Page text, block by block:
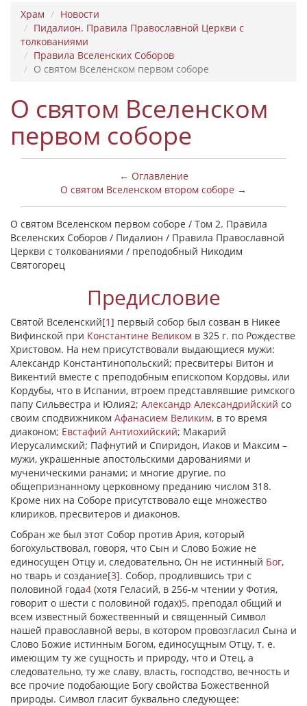
Храм
Новости
Пидалион. Правила Православной Церкви с
толкованиями
Правила Вселенских Соборов
О святом Вселенском первом соборе
О святом Вселенском
первом соборе
← Оглавление
О святом Вселенском втором соборе →
О святом Вселенском первом соборе / Том 2. Правила
Вселенских Соборов / Пидалион / Правила Православной
Церкви с толкованиями / преподобный Никодим
Святогорец
Предисловие
Святой Вселенский[1] первый собор был созван в Никее
Вифинской при Константине Великом в 325 г. по Рождестве
Христовом. На нем присутствовали выдающиеся мужи:
Александр Константинопольский; пресвитеры Витон и
Викентий вместе с преподобным епископом Кордовы, или
Кордубы, что в Испании, втроем представлявшие римского
папу Сильвестра и Юлия2; Александр Александрийский со
своим сподвижником Афанасием Великим, в то время
диаконом; Евстафий Антиохийский; Макарий
Иерусалимский; Пафнутий и Спиридон, Иаков и Максим –
мужи, украшенные апостольскими дарованиями и
мученическими ранами; и многие другие, по
общепризнанному церковному преданию числом 318.
Кроме них на Соборе присутствовало еще множество
клириков, пресвитеров и диаконов.
Собран же был этот Собор против Ария, который
богохульствовал, говоря, что Сын и Слово Божие не
единосущен Отцу и, следовательно, Он не истинный Бог,
но тварь и создание[3]. Собор, продлившись три с
половиной года4 (хотя Геласий, в 256-м чтении у Фотия,
говорит о шести с половиной годах)5, преподал общий и
всем известный божественный и священный Символ
нашей православной веры, в котором провозгласил Сына и
Слово Божие истинным Богом, единосущным Отцу, т. е.
имеющим ту же сущность и природу, что и Отец, а
следовательно, ту же славу, власть, господство, вечность и
все прочие подобающие Богу свойства Божественной
природы. Символ гласит буквально следующее: